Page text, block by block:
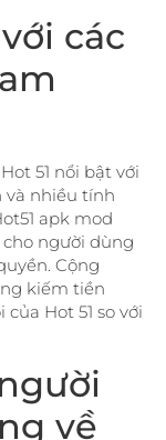
các
51 nổi bật với
và nhiều tính
apk mod
người dùng
Cộng
kiếm tiền
Hot 51 so với
về